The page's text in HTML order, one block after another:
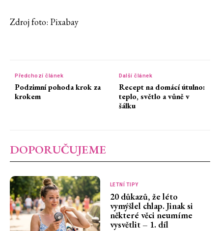
Zdroj foto: Pixabay
Předchozí článek
Podzimní pohoda krok za
krokem
Další článek
Recept na domácí útulno:
teplo, světlo a vůně v
šálku
DOPORUČUJEME
LETNÍ TIPY
20 důkazů, že léto
vymýšlel chlap. Jinak si
některé věci neumíme
vysvětlit – 1. díl